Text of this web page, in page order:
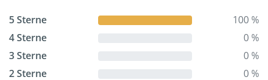
5 Sterne
100 %
4 Sterne
0 %
3 Sterne
0 %
2 Sterne
0 %